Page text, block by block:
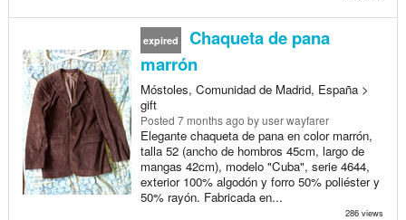
expired
Chaqueta de pana
marrón
Móstoles, Comunidad de Madrid, España >
gift
Posted 7 months ago by user wayfarer
Elegante chaqueta de pana en color marrón,
talla 52 (ancho de hombros 45cm, largo de
mangas 42cm), modelo "Cuba", serie 4644,
exterior 100% algodón y forro 50% poliéster y
50% rayón. Fabricada en...
286 views